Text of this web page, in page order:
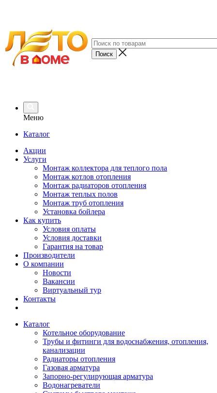
Меню
Каталог
Акции
Услуги
Монтаж коллектора для теплого пола
Монтаж котлов отопления
Монтаж радиаторов отопления
Монтаж теплых полов
Монтаж труб отопления
Установка бойлера
Как купить
Условия оплаты
Условия доставки
Гарантия на товар
Производители
О компании
Новости
Вакансии
Виртуальный тур
Контакты
Каталог
Котельное оборудование
Трубы и фитинги для водоснабжения, отопления,
канализации
Радиаторы отопления
Газовая арматура
Запорно-регулирующая арматура
Водонагреватели